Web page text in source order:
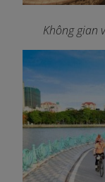
Không gian